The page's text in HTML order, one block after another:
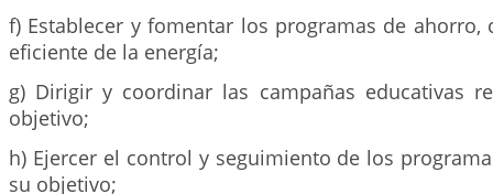
f) Establecer y fomentar los programas de ahorro,
eficiente de la energía;
g) Dirigir y coordinar las campañas educativas
objetivo;
h) Ejercer el control y seguimiento de los
su objetivo;